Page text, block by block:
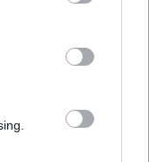
a BÁV ZRt.
és
A 2007-ben
BÁV ZRt.